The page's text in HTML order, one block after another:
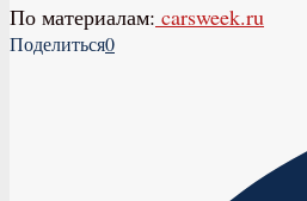
По материалам: carsweek.ru
Поделиться0